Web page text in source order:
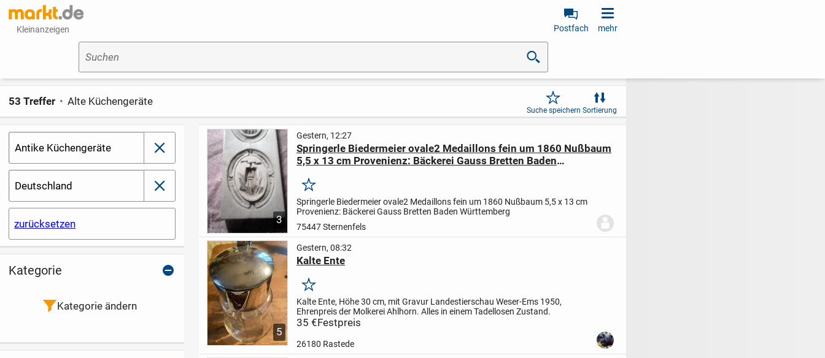
Kleinanzeigen Postfach mehr
Suchen
Antike Küchengeräte schließen
Deutschland schließen
zurücksetzen
53 Treffer Alte Küchengeräte
Suche speichern Sortierung
3
Gestern, 12:27
Springerle Biedermeier ovale2 Medaillons fein um 1860 Nußbaum
5,5 x 13 cm Provenienz: Bäckerei Gauss Bretten Baden
Merken
Springerle Biedermeier ovale2 Medaillons fein um 1860 Nußbaum 5,5 x 13 cm
Provenienz: Bäckerei Gauss Bretten Baden Württemberg
75447 Sternenfels
5
Gestern, 08:32
Kalte Ente
Merken
Kalte Ente, Höhe 30 cm, mit Gravur Landestierschau Weser-Ems 1950,
Ehrenpreis der Molkerei Ahlhorn. Alles in einem Tadellosen Zustand.
35 €Festpreis
26180 Rastede
Kategorie
Kategorie ändern